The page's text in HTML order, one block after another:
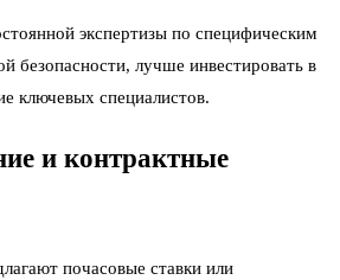
экспертизы по специфическим
безопасности, лучше инвестировать в
ключевых специалистов.
и контрактные
почасовые ставки или